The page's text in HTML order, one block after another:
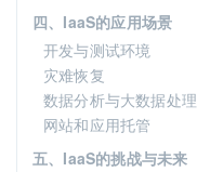
四、IaaS的应用场景
开发与测试环境
灾难恢复
数据分析与大数据处理
网站和应用托管
五、IaaS的挑战与未来